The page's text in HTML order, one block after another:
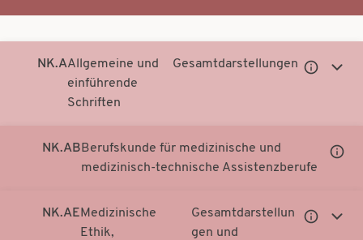
NK.AAllgemeine und
einführende
Schriften
Gesamtdarstellungen
NK.AB Berufskunde für medizinische und
medizinisch-technische Assistenzberufe
NK.AE Medizinische
Ethik,
Gesamtdarstellun
gen und